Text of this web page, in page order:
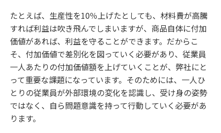
たとえば、生産性を10％上げたとしても、材料費が高騰
すれば利益は吹き飛んでしまいますが、商品自体に付加
価値があれば、利益を守ることができます。だからこ
そ、付加価値で差別化を図っていく必要があり、従業員
一人あたりの付加価値額を上げていくことが、弊社にと
って重要な課題になっています。そのためには、一人ひ
とりの従業員が外部環境の変化を認識し、受け身の姿勢
ではなく、自ら問題意識を持って行動していく必要があ
ります。